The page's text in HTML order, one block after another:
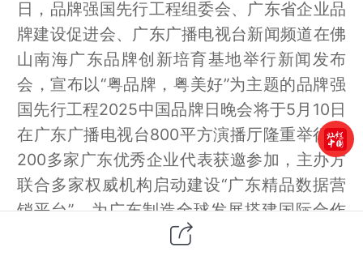
日 ，品牌强国先行工程组委会、广东省企业品
牌建设促进会、广东广播电视台新闻频道在佛
山南海广东品牌创新培育基地举行新闻发布
会，宣布以“粤品牌，粤美好”为主题的品牌强
国先行工程2025中国品牌日晚会将于5月10日
在广东广播电视台800平方演播厅隆重举行，
200多家广东优秀企业代表获邀参加，主办方
联合多家权威机构启动建设“广东精品数据营
销平台”，为广东制造全球发展搭建国际合作